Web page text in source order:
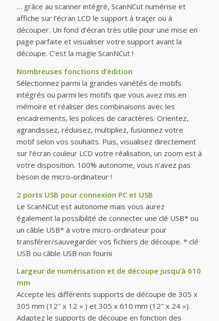
… grâce au scanner intégré, ScanNCut numérise et
affiche sur l’écran LCD le support à traçer ou à
découper. Un fond d’écran très utile pour une mise en
page parfaite et visualiser votre support avant la
découpe. C’est la magie ScanNCut !
Nombreuses fonctions d’édition
Sélectionnez parmi la grandes variétés de motifs
intégrés ou parmi les motifs que vous avez mis en
mémoire et réaliser des combinaisons avec les
encadrements, les polices de caractères. Orientez,
agrandissez, réduisez, multipliez, fusionnez votre
motif selon vos souhaits. Puis, visualisez directement
sur l’écran couleur LCD votre réalisation, un zoom est à
votre disposition. 100% autonome, vous n’avez pas
besoin de micro-ordinateur !
2 ports USB pour connexion PC et USB
Le ScanNCut est autonome mais vous aurez
également la possibilité de connecter une clé USB* ou
un câble USB* à votre micro-ordinateur pour
transférer/sauvegarder vos fichiers de découpe. * clé
USB ou câble USB non fourni
Largeur de numérisation et de découpe jusqu’à 610
mm
Accepte les différents supports de découpe de 305 x
305 mm (12″ x 12 « ) et 305 x 610 mm (12″ x 24 »).
Adaptez le supports de découpe en fonction des